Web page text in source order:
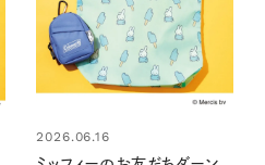
購入はこちら
CLOSE2026.06.16